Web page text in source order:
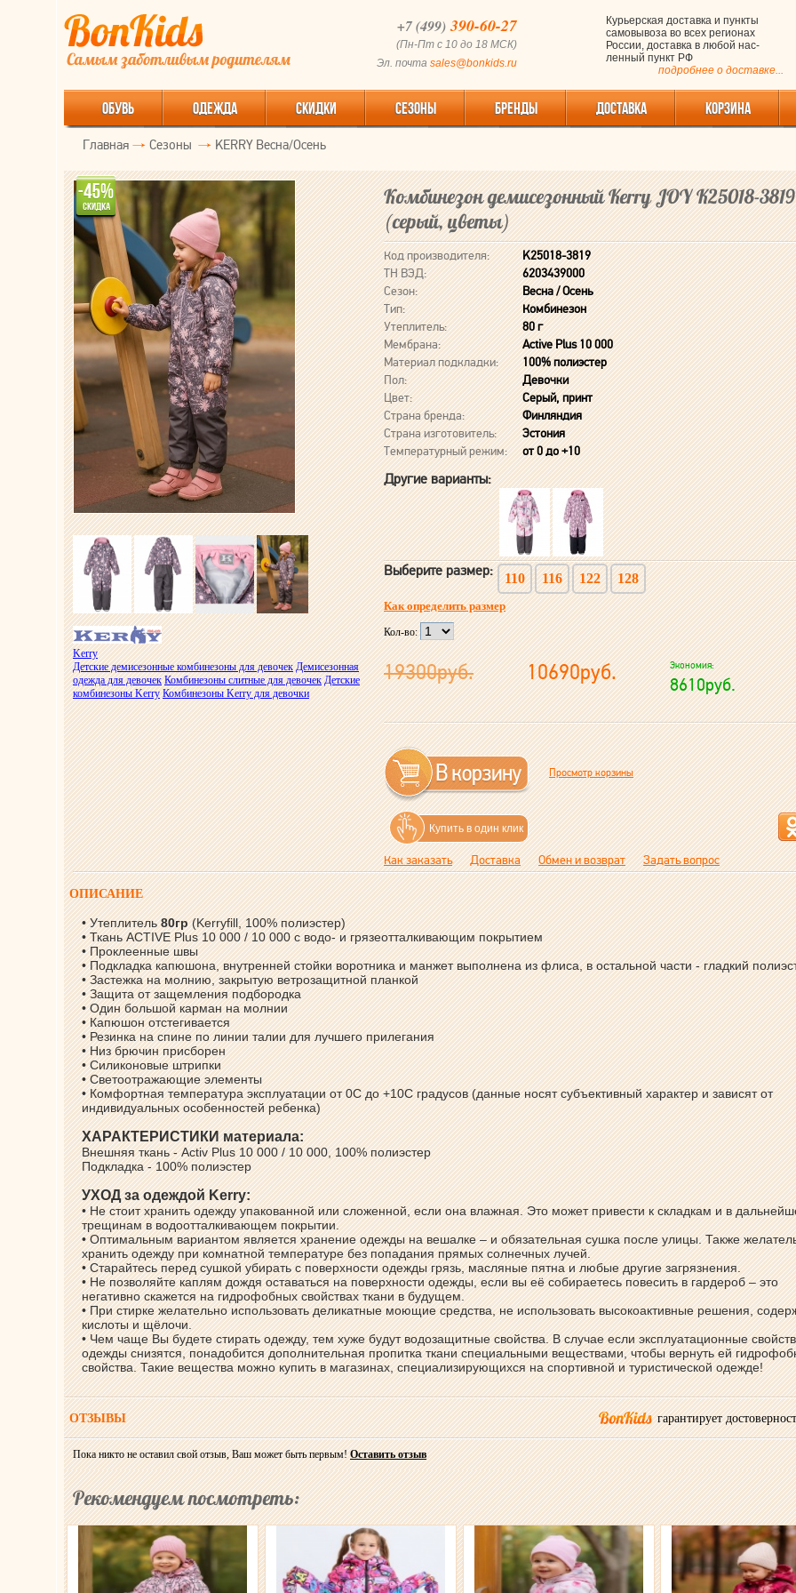
+7 (499)390-60-27
(Пн-Пт с 10 до 18 МСК)
Эл. почта sales@bonkids.ru
Курьерская доставка и пункты
самовывоза во всех регионах
России, доставка в любой нас-
ленный пункт РФ
подробнее о доставке...
ОБУВЬ ОДЕЖДА СКИДКИ СЕЗОНЫ БРЕНДЫ ДОСТАВКА КОРЗИНА
Главная Сезоны KERRY Весна/Осень
Kerry
Детские демисезонные комбинезоны для девочек Демисезонная
одежда для девочек Комбинезоны слитные для девочек Детские
комбинезоны Kerry Комбинезоны Kerry для девочки
Комбинезон демисезонный Kerry JOY K25018-3819
(серый, цветы)
Код производителя:
K25018-3819
ТН ВЭД:
6203439000
Сезон:
Весна / Осень
Тип:
Комбинезон
Утеплитель:
80 г
Мембрана:
Active Plus 10 000
Материал подкладки:
100% полиэстер
Пол:
Девочки
Цвет:
Серый, принт
Страна бренда:
Финляндия
Страна изготовитель:
Эстония
Температурный режим:
от 0 до +10
Другие варианты:
Выберите размер: 110 116 122 128
Как определить размер
Кол-во:
19300руб. 10690руб. Экономия:
8610руб.
Просмотр корзины
Купить в один клик
Как заказать Доставка Обмен и возврат Задать вопрос
ОПИСАНИЕ
• Утеплитель80гр(Kerryfill, 100% полиэстер)
• Ткань ACTIVE Plus 10 000 / 10 000 с водо- и грязеотталкивающим покрытием
• Проклеенные швы
• Подкладка капюшона, внутренней стойки воротника и манжет выполнена из флиса, в остальной части - гладкий
• Застежка на молнию, закрытую ветрозащитной планкой
• Защита от защемления подбородка
• Один большой карман на молнии
• Капюшон отстегивается
• Резинка на спине по линии талии для лучшего прилегания
• Низ брючин присборен
• Силиконовые штрипки
• Светоотражающие элементы
• Комфортная температура эксплуатации от 0С до +10С градусов (данные носят субъективный характер и зависят от
индивидуальных особенностей ребенка)
ХАРАКТЕРИСТИКИ материала:
Внешняя ткань - Аctiv Plus 10 000 / 10 000, 100% полиэстер
Подкладка - 100% полиэстер
УХОД за одеждой Kerry:
• Не стоит хранить одежду упакованной или сложенной, если она влажная. Это может привести к складкам и в
трещинам в водоотталкивающем покрытии.
• Оптимальным вариантом является хранение одежды на вешалке – и обязательная сушка после улицы. Также
хранить одежду при комнатной температуре без попадания прямых солнечных лучей.
• Старайтесь перед сушкой убирать с поверхности одежды грязь, масляные пятна и любые другие загрязнения.
• Не позволяйте каплям дождя оставаться на поверхности одежды, если вы её собираетесь повесить в гардероб – это
негативно скажется на гидрофобных свойствах ткани в будущем.
• При стирке желательно использовать деликатные моющие средства, не использовать высокоактивные решения,
кислоты и щёлочи.
• Чем чаще Вы будете стирать одежду, тем хуже будут водозащитные свойства. В случае если эксплуатационные
одежды снизятся, понадобится дополнительная пропитка ткани специальными веществами, чтобы вернуть ей
свойства. Такие вещества можно купить в магазинах, специализирующихся на спортивной и туристической одежде!
ОТЗЫВЫ гарантирует
Пока никто не оставил свой отзыв, Ваш может быть первым!Оставить отзыв
Рекомендуем посмотреть: